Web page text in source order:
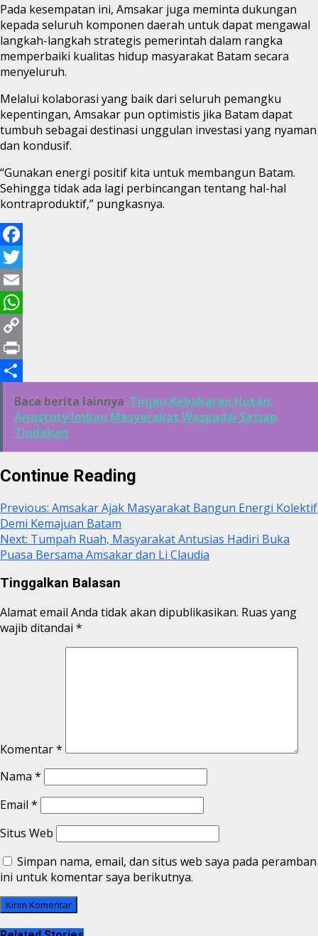
Pada kesempatan ini, Amsakar juga meminta dukungan
kepada seluruh komponen daerah untuk dapat mengawal
langkah-langkah strategis pemerintah dalam rangka
memperbaiki kualitas hidup masyarakat Batam secara
menyeluruh.
Melalui kolaborasi yang baik dari seluruh pemangku
kepentingan, Amsakar pun optimistis jika Batam dapat
tumbuh sebagai destinasi unggulan investasi yang nyaman
dan kondusif.
“Gunakan energi positif kita untuk membangun Batam.
Sehingga tidak ada lagi perbincangan tentang hal-hal
kontraproduktif,” pungkasnya.
Facebook
Twitter
Email
WhatsApp
Copy
Link
Print
ShareBaca berita lainnya Tinjau Kebakaran Hutan,
Ariastuty Imbau Masyarakat Waspadai Setiap
Tindakan
Continue Reading
Previous: Amsakar Ajak Masyarakat Bangun Energi Kolektif
Demi Kemajuan Batam
Next: Tumpah Ruah, Masyarakat Antusias Hadiri Buka
Puasa Bersama Amsakar dan Li Claudia
Tinggalkan Balasan
Alamat email Anda tidak akan dipublikasikan. Ruas yang
wajib ditandai *
Komentar*
Nama *
Email *
Situs Web
Simpan nama, email, dan situs web saya pada peramban
ini untuk komentar saya berikutnya.